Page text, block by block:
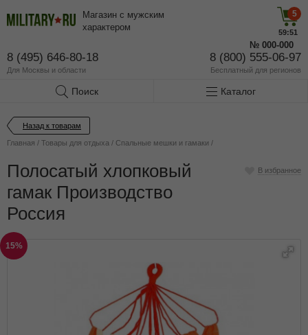
Магазин с мужским
характером
8 (495) 646-80-18
Для Москвы и области
8 (800) 555-06-97
Бесплатный для регионов
5
59:51
№ 000-000
Поиск Каталог
Назад к товарам
Главная / Товары для отдыха / Спальные мешки и гамаки /
Полосатый хлопковый
гамак Производство
Россия
В избранное
15%